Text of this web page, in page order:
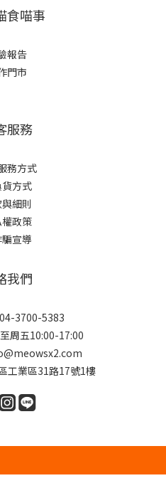
食喵事
報告
門市
服務
務方式
方式
細則
政策
宣導
我們
3700-5383
周五10:00-17:00
工業區31路17號1樓